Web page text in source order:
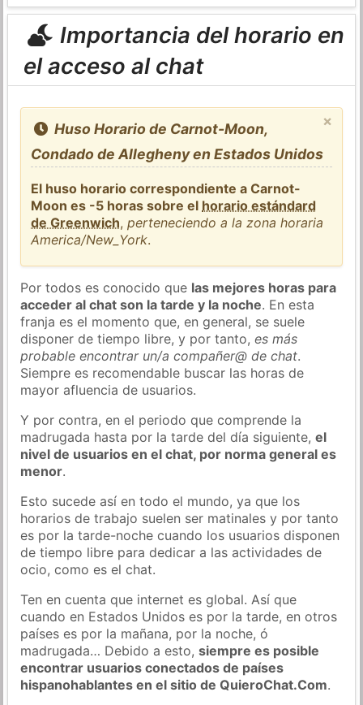
Importancia del horario en
el acceso al chat
×
Huso Horario de Carnot-Moon,
Condado de Allegheny en Estados Unidos
El huso horario correspondiente a Carnot-
Moon es -5 horas sobre el horario estándard
de Greenwich,perteneciendo a la zona horaria
America/New_York.
Por todos es conocido que las mejores horas para
acceder al chat son la tarde y la noche. En esta
franja es el momento que, en general, se suele
disponer de tiempo libre, y por tanto,es más
probable encontrar un/a compañer@ de chat.
Siempre es recomendable buscar las horas de
mayor afluencia de usuarios.
Y por contra, en el periodo que comprende la
madrugada hasta por la tarde del día siguiente,el
nivel de usuarios en el chat, por norma general es
menor.
Esto sucede así en todo el mundo, ya que los
horarios de trabajo suelen ser matinales y por tanto
es por la tarde-noche cuando los usuarios disponen
de tiempo libre para dedicar a las actividades de
ocio, como es el chat.
Ten en cuenta que internet es global. Así que
cuando en Estados Unidos es por la tarde, en otros
países es por la mañana, por la noche, ó
madrugada… Debido a esto,siempre es posible
encontrar usuarios conectados de países
hispanohablantes en el sitio de QuieroChat.Com.